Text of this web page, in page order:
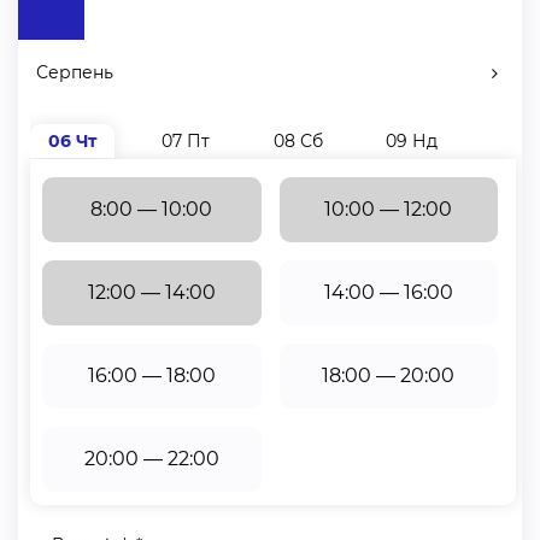
та правильними, спочатку потрібно визначитись з
Наступний крок — визначтесь із типом кріплення. В
залежності від обраного типу, особливості замірів
будуть відрізнятися.
Пропонуємо Вам чотири види кріплень:
виходячи з Вашого дизайнерського рішення.
Серпень
06 Чт 07 Пт 08 Сб 09 Нд
8:00 — 10:00 10:00 — 12:00
12:00 — 14:00 14:00 — 16:00
16:00 — 18:00 18:00 — 20:00
20:00 — 22:00